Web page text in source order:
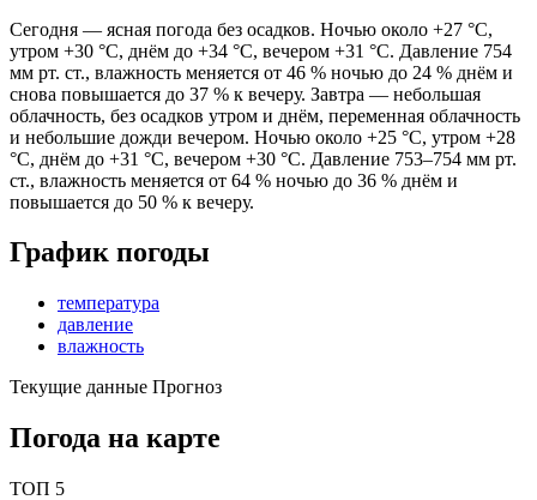
Сегодня — ясная погода без осадков. Ночью около +27 °C,
утром +30 °C, днём до +34 °C, вечером +31 °C. Давление 754
мм рт. ст., влажность меняется от 46 % ночью до 24 % днём и
снова повышается до 37 % к вечеру. Завтра — небольшая
облачность, без осадков утром и днём, переменная облачность
и небольшие дожди вечером. Ночью около +25 °C, утром +28
°C, днём до +31 °C, вечером +30 °C. Давление 753–754 мм рт.
ст., влажность меняется от 64 % ночью до 36 % днём и
повышается до 50 % к вечеру.
График погоды
температура
давление
влажность
Текущие данные Прогноз
Погода на карте
ТОП 5